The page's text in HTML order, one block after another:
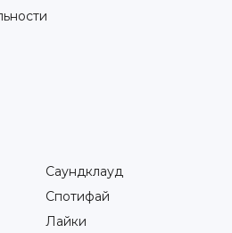
Саундклауд
Спотифай
Лайки